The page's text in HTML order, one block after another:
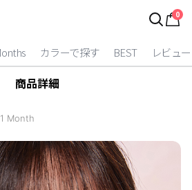
0
カラーで探す BEST レビュー
商品詳細
1 Month